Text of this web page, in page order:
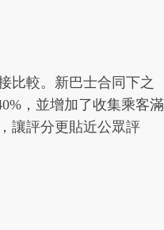
比較。新巴士合同下之
，並增加了收集乘客滿
讓評分更貼近公眾評